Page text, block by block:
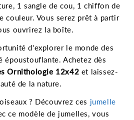
1 sangle de cou, 1 chiffon de
couleur. Vous serez prêt à partir
ouvrirez la boîte.
d'explorer le monde des
époustouflante. Achetez dès
Ornithologie 12x42 et laissez-
de la nature.
? Découvrez ces jumelle
ce modèle de jumelles, vous